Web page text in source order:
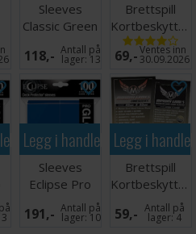
Sleeves
Classic Green
x100 - 63x88
m/box
118,- Antall på
lager: 13
Brettspill
55 stk
105x150
69,-Ventes inn
30.09.2026
3
Legg i handlekurven
Sleeves
Eclipse Pro
Gloss Blå
x100
191,- Antall på
lager: 10
Legg i
Brettspill
50 stk 49x93
59,- Antall på
lager:4